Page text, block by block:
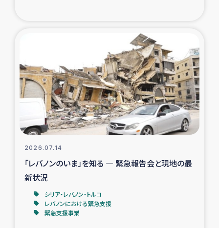
2026.07.14
「レバノンのいま」を知る ― 緊急報告会と現地の最
新状況
シリア・レバノン・トルコ
レバノンにおける緊急支援
緊急支援事業